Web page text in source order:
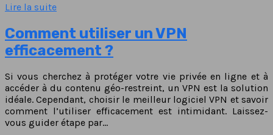
Lire la suite
Comment utiliser un VPN
efficacement ?
Si vous cherchez à protéger votre vie privée en ligne et à
accéder à du contenu géo-restreint, un VPN est la solution
idéale. Cependant, choisir le meilleur logiciel VPN et savoir
comment l’utiliser efficacement est intimidant. Laissez-
vous guider étape par…